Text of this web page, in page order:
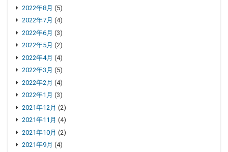
2022年8月 (5)
2022年7月 (4)
2022年6月 (3)
2022年5月 (2)
2022年4月 (4)
2022年3月 (5)
2022年2月 (4)
2022年1月 (3)
2021年12月 (2)
2021年11月 (4)
2021年10月 (2)
2021年9月 (4)